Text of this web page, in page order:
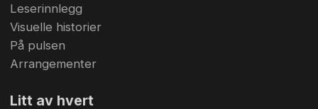
Leserinnlegg
Visuelle historier
På pulsen
Arrangementer
Litt av hvert